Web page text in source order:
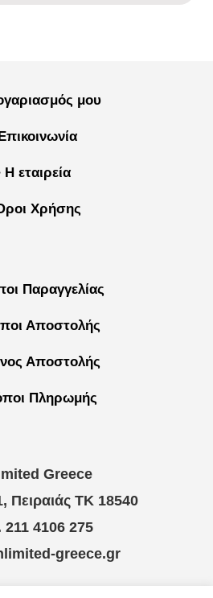
μου
Η εταιρεία
Χρήσης
Παραγγελίας
Αποστολής
Αποστολής
Πληρωμής
Greece
Πειραιάς ΤΚ 18540
211 4106 275
greece.gr